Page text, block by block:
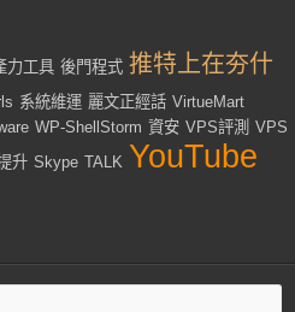
力工具 後門程式 推特上在夯什
系統維運 麗文正經話 VirtueMart
WP-ShellStorm 資安 VPS評測 VPS
升 Skype TALK YouTube